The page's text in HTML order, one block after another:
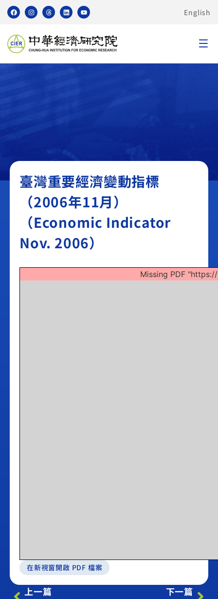
English
臺灣重要經濟變動指標 TEI
臺灣重要經濟變動指標
（2006年11月）
（Economic Indicator
Nov. 2006）
Missing PDF
在新視窗開啟 PDF 檔案
上一篇 下一篇